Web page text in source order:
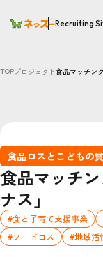
Recruiting
TOPプロジェクト食品マッチン
食品ロスとこどもの
食品マッチ
ナス」
#食と子育て支援事業
#フードロス
#地域活